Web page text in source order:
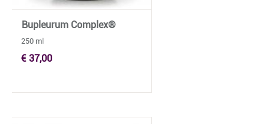
Bupleurum Complex®
250 ml
€ 37,00